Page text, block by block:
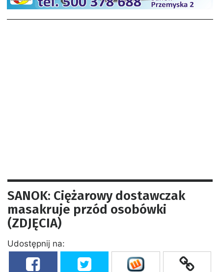
SANOK: Ciężarowy dostawczak
masakruje przód osobówki
(ZDJĘCIA)
Udostępnij na: